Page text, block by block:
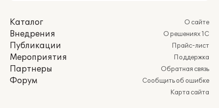
Каталог
Внедрения
Публикации
Мероприятия
Партнеры
Форум
О сайте
О решениях 1С
Прайс-лист
Поддержка
Обратная связь
Сообщить об ошибке
Карта сайта